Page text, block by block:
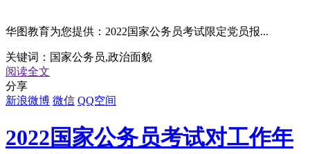
华图教育为您提供：2022国家公务员考试限定党员报...
关键词： 国家公务员,政治面貌
阅读全文
分享
新浪微博 微信 QQ空间
2022国家公务员考试对工作年